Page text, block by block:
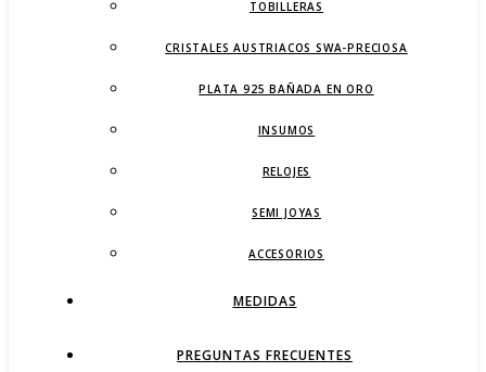
TOBILLERAS
CRISTALES AUSTRIACOS SWA-PRECIOSA
PLATA 925 BAÑADA EN ORO
INSUMOS
RELOJES
SEMI JOYAS
ACCESORIOS
MEDIDAS
PREGUNTAS FRECUENTES